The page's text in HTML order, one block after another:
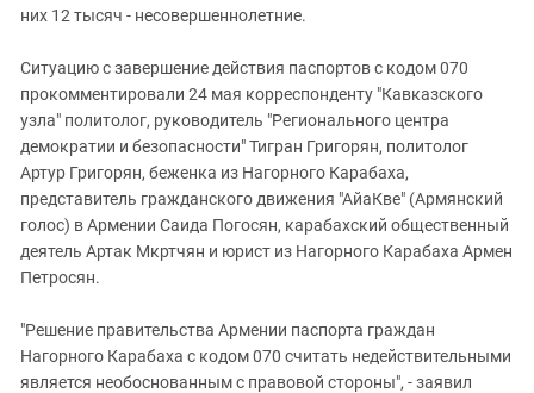
них 12 тысяч - несовершеннолетние.
Ситуацию с завершение действия паспортов с кодом 070
прокомментировали 24 мая корреспонденту "Кавказского
узла" политолог, руководитель "Регионального центра
демократии и безопасности" Тигран Григорян, политолог
Артур Григорян, беженка из Нагорного Карабаха,
представитель гражданского движения "АйаКве" (Армянский
голос) в Армении Саида Погосян, карабахский общественный
деятель Артак Мкртчян и юрист из Нагорного Карабаха Армен
Петросян.
"Решение правительства Армении паспорта граждан
Нагорного Карабаха с кодом 070 считать недействительными
является необоснованным с правовой стороны", - заявил